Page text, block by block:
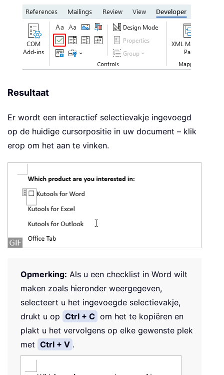
Resultaat
Er wordt een interactief selectievakje ingevoegd
op de huidige cursorpositie in uw document – klik
erop om het aan te vinken.
Opmerking: Als u een checklist in Word wilt
maken zoals hieronder weergegeven,
selecteert u het ingevoegde selectievakje,
drukt u op Ctrl + C om het te kopiëren en
plakt u het vervolgens op elke gewenste plek
met Ctrl + V .